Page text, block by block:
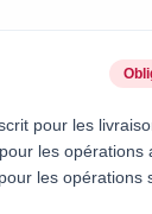
pour les
les opérations
les opérations